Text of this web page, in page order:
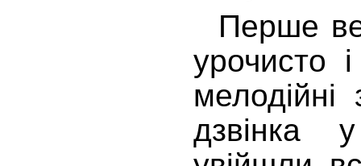
Перше
урочисто
мелодійні
дзвінка